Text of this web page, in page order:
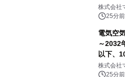
オマー
ーカー
査）・
株式会社
25分前
電気空
～2032
以下、
ル以上
株式会社
25分前